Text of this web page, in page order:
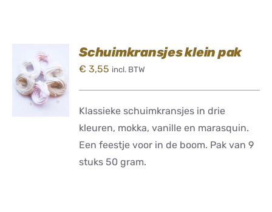
TOEVOEGEN
AAN
WINKELWAGEN
/
DETAILS
Schuimkransjes klein pak
€ 3,55 incl. BTW
Klassieke schuimkransjes in drie
kleuren, mokka, vanille en marasquin.
Een feestje voor in de boom. Pak van 9
stuks 50 gram.